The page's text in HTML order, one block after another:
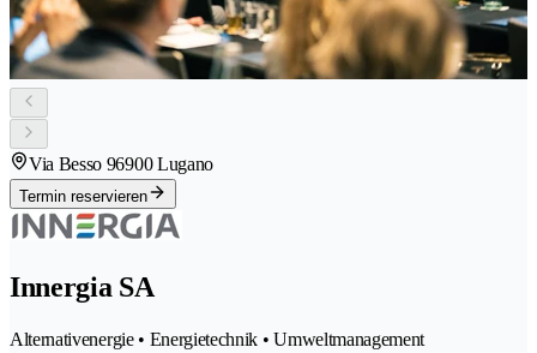
Via Besso 96900 Lugano
Termin reservieren
Innergia SA
Alternativenergie • Energietechnik • Umweltmanagement